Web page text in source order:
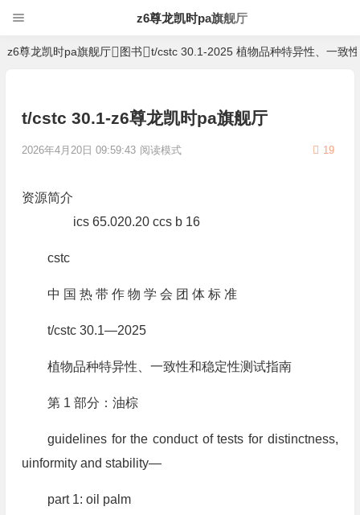
z6尊龙凯时pa旗舰厅
z6尊龙凯时pa旗舰厅 图书 t/cstc 30.1-2025 植物品种特异性、一致
t/cstc 30.1-z6尊龙凯时pa旗舰厅
2026年4月20日 09:59:43 19
阅读模式
资源简介
ics 65.020.20 ccs b 16
cstc
中 国 热 带 作 物 学 会 团 体 标 准
t/cstc 30.1—2025
植物品种特异性、一致性和稳定性测试指南
第 1 部分：油棕
guidelines for the conduct of tests for distinctness,
uinformity and stability—
part 1: oil palm